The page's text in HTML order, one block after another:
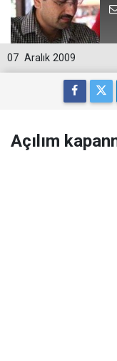
07 Aralık 2009
Açılım